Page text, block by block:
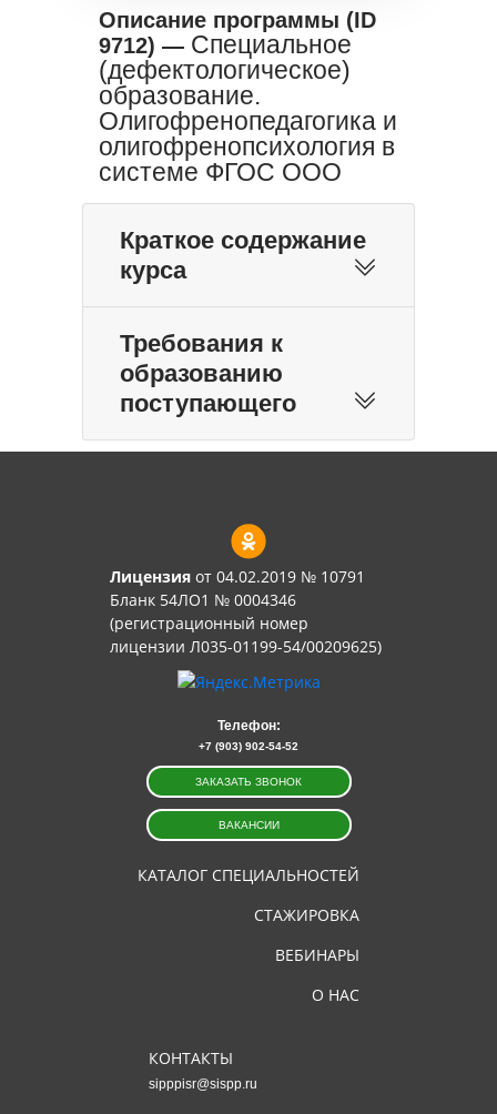
Описание программы (ID
9712) — Специальное
(дефектологическое)
образование.
Олигофренопедагогика и
олигофренопсихология в
системе ФГОС ООО
Краткое содержание
курса
Требования к
образованию
поступающего
Лицензия от 04.02.2019 № 10791
Бланк 54ЛО1 № 0004346
(регистрационный номер
лицензии Л035-01199-54/00209625)
КАТАЛОГ СПЕЦИАЛЬНОСТЕЙ
СТАЖИРОВКА
ВЕБИНАРЫ
О НАС
КОНТАКТЫ
sipppisr@sispp.ru
Телефон:
+7 (903) 902-54-52
ЗАКАЗАТЬ ЗВОНОК
ВАКАНСИИ